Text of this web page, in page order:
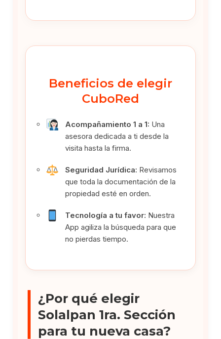
Beneficios de elegir
CuboRed
Acompañamiento 1 a 1: Una
asesora dedicada a ti desde la
visita hasta la firma.
Seguridad Jurídica: Revisamos
que toda la documentación de la
propiedad esté en orden.
Tecnología a tu favor: Nuestra
App agiliza la búsqueda para que
no pierdas tiempo.
¿Por qué elegir
Solalpan 1ra. Sección
para tu nueva casa?